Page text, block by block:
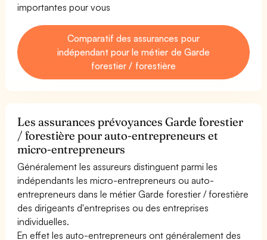
importantes pour vous
Comparatif des assurances pour
indépendant pour le métier de Garde
forestier / forestière
Les assurances prévoyances Garde forestier
/ forestière pour auto-entrepreneurs et
micro-entrepreneurs
Généralement les assureurs distinguent parmi les
indépendants les micro-entrepreneurs ou auto-
entrepreneurs dans le métier Garde forestier / forestière
des dirigeants d'entreprises ou des entreprises
individuelles.
En effet les auto-entrepreneurs ont généralement des